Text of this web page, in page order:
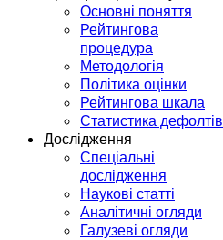
Основні поняття
Рейтингова
процедура
Методологія
Політика оцінки
Рейтингова шкала
Статистика дефолтів
Дослідження
Спеціальні
дослідження
Наукові статті
Аналітичні огляди
Галузеві огляди